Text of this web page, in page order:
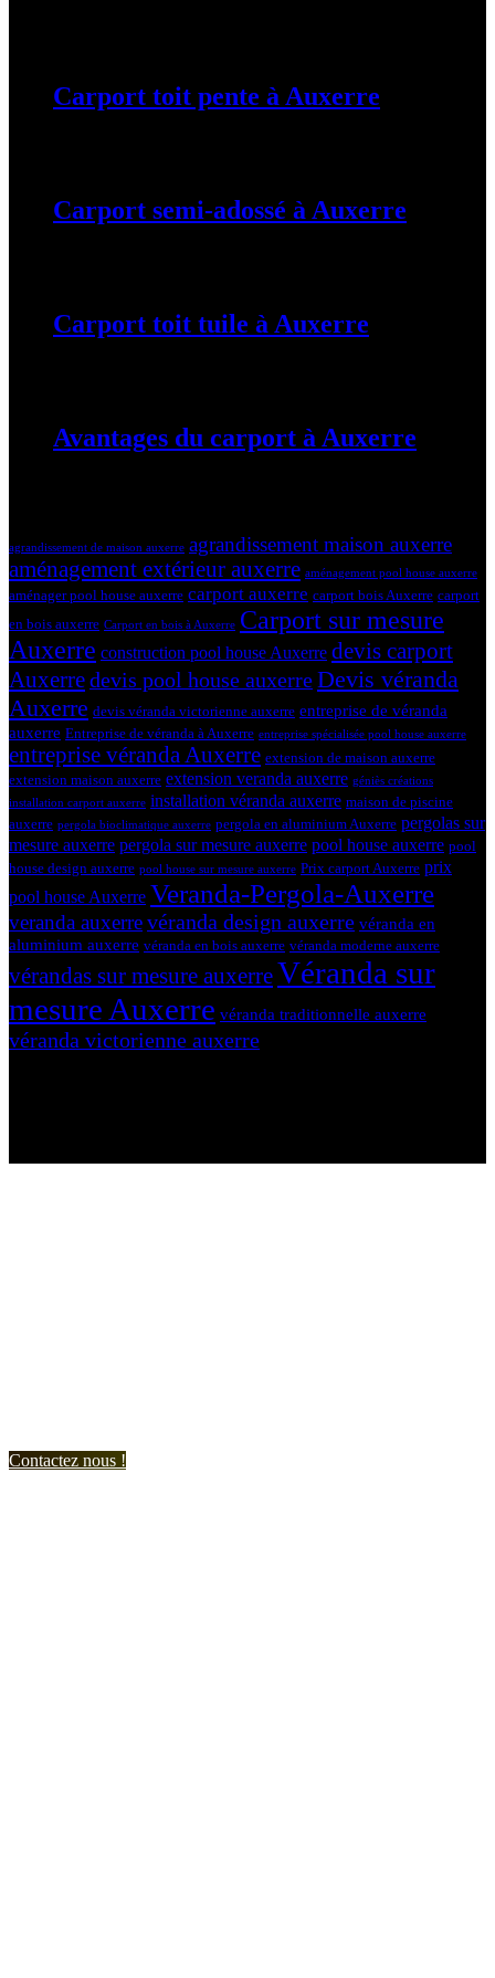
Carport toit pente à Auxerre
Carport semi-adossé à Auxerre
Carport toit tuile à Auxerre
Avantages du carport à Auxerre
agrandissement de maison auxerre agrandissement maison auxerre
aménagement extérieur auxerre aménagement pool house auxerre
aménager pool house auxerre carport auxerre carport bois Auxerre carport
en bois auxerre Carport en bois à Auxerre Carport sur mesure
Auxerre construction pool house Auxerre devis carport
Auxerredevis pool house auxerreDevis véranda
Auxerre devis véranda victorienne auxerre entreprise de véranda
auxerre Entreprise de véranda à Auxerre entreprise spécialisée pool house auxerre
entreprise véranda Auxerre extension de maison auxerre
extension maison auxerre extension veranda auxerre géniès créations
installation carport auxerre installation véranda auxerre maison de piscine
auxerre pergola bioclimatique auxerre pergola en aluminium Auxerre pergolas sur
mesure auxerre pergola sur mesure auxerre pool house auxerre pool
house design auxerre pool house sur mesure auxerre Prix carport Auxerre prix
pool house Auxerre Veranda-Pergola-Auxerre
veranda auxerrevéranda design auxerre véranda en
aluminium auxerre véranda en bois auxerre véranda moderne auxerre
vérandas sur mesure auxerreVéranda sur
mesure Auxerre véranda traditionnelle auxerre
véranda victorienne auxerre
Contactez nous !